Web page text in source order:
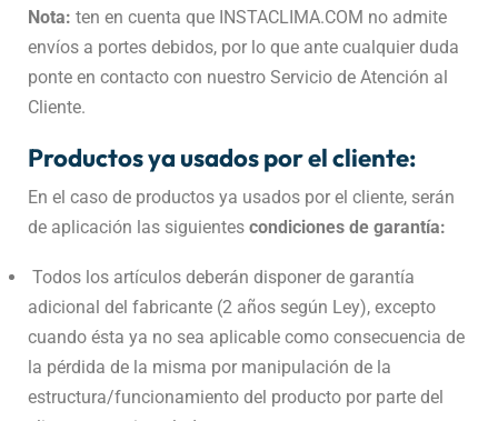
Nota: ten en cuenta que INSTACLIMA.COM no admite
envíos a portes debidos, por lo que ante cualquier duda
ponte en contacto con nuestro Servicio de Atención al
Cliente.
Productos ya usados por el cliente:
En el caso de productos ya usados por el cliente, serán
de aplicación las siguientes condiciones de garantía:
Todos los artículos deberán disponer de garantía
adicional del fabricante (2 años según Ley), excepto
cuando ésta ya no sea aplicable como consecuencia de
la pérdida de la misma por manipulación de la
estructura/funcionamiento del producto por parte del